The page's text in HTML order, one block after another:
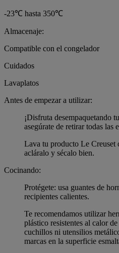
-23℃ hasta 350℃
Almacenaje:
Compatible con el congelador
Cuidados
Lavaplatos
Antes de empezar a utilizar:
¡Disfruta desempaquetando
asegúrate de retirar todas las
Lava tu producto Le Creuset
acláralo y sécalo bien.
Cocinando:
Protégete: usa guantes de
recipientes calientes.
Te recomendamos utilizar
plástico resistentes al calor
cuchillos ni utensilios
marcas en la superficie